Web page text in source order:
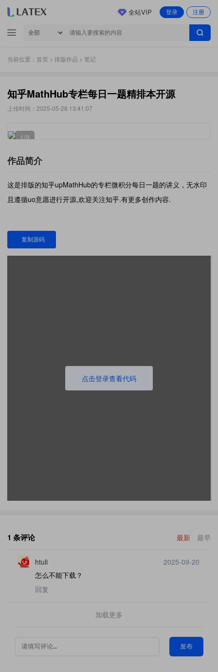
登录 注册
全站VIP
当前位置： 首页 > 排版作品 > 笔记
知乎MathHub专栏每日一题精排本开源
上传时间：2025-05-28 13:41:07
1/9
作品简介
这是排版的知乎upMathHub的专栏微积分每日一题的讲义，无水印
且遵循uo意愿进行开源,欢迎关注知乎.有更多创作内容.
复制源码
点击登录查看代码
1 条评论 最新 最早
htuli
2025-09-20
怎么不能下载？
回复
加载更多
发布